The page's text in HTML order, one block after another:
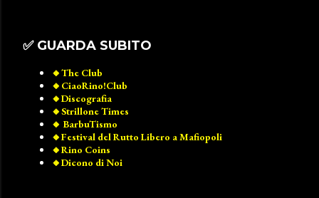
✅️ GUARDA SUBITO
🔸️The Club
🔸️CiaoRino!Club
🔸️Discografia
🔸️Strillone Times
🔸️ BarbuTismo
🔸️Festival del Rutto Libero a Mafiopoli
🔸️Rino Coins
🔸️Dicono di Noi